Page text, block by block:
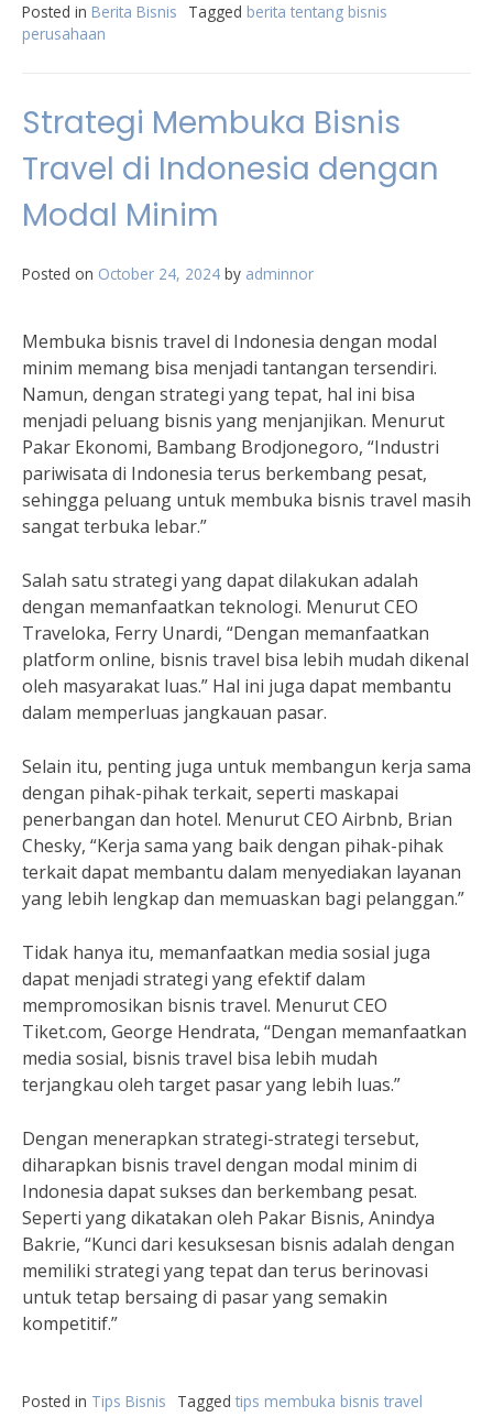
Posted in Berita Bisnis Tagged berita tentang bisnis
perusahaan
Strategi Membuka Bisnis
Travel di Indonesia dengan
Modal Minim
Posted on October 24, 2024 by adminnor
Membuka bisnis travel di Indonesia dengan modal
minim memang bisa menjadi tantangan tersendiri.
Namun, dengan strategi yang tepat, hal ini bisa
menjadi peluang bisnis yang menjanjikan. Menurut
Pakar Ekonomi, Bambang Brodjonegoro, “Industri
pariwisata di Indonesia terus berkembang pesat,
sehingga peluang untuk membuka bisnis travel masih
sangat terbuka lebar.”
Salah satu strategi yang dapat dilakukan adalah
dengan memanfaatkan teknologi. Menurut CEO
Traveloka, Ferry Unardi, “Dengan memanfaatkan
platform online, bisnis travel bisa lebih mudah dikenal
oleh masyarakat luas.” Hal ini juga dapat membantu
dalam memperluas jangkauan pasar.
Selain itu, penting juga untuk membangun kerja sama
dengan pihak-pihak terkait, seperti maskapai
penerbangan dan hotel. Menurut CEO Airbnb, Brian
Chesky, “Kerja sama yang baik dengan pihak-pihak
terkait dapat membantu dalam menyediakan layanan
yang lebih lengkap dan memuaskan bagi pelanggan.”
Tidak hanya itu, memanfaatkan media sosial juga
dapat menjadi strategi yang efektif dalam
mempromosikan bisnis travel. Menurut CEO
Tiket.com, George Hendrata, “Dengan memanfaatkan
media sosial, bisnis travel bisa lebih mudah
terjangkau oleh target pasar yang lebih luas.”
Dengan menerapkan strategi-strategi tersebut,
diharapkan bisnis travel dengan modal minim di
Indonesia dapat sukses dan berkembang pesat.
Seperti yang dikatakan oleh Pakar Bisnis, Anindya
Bakrie, “Kunci dari kesuksesan bisnis adalah dengan
memiliki strategi yang tepat dan terus berinovasi
untuk tetap bersaing di pasar yang semakin
kompetitif.”
Posted in Tips Bisnis Tagged tips membuka bisnis travel